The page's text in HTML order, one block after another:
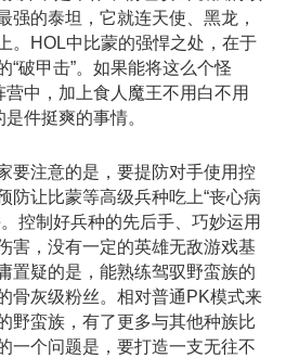
强的泰坦，它就连天使、黑龙，
。HOL中比蒙的强悍之处，在于
“破甲击”。如果能将这么个怪
营中，加上食人魔王不用白不用
件挺爽的事情。
要注意的是，要提防对手使用控
防让比蒙等高级兵种吃上“丧心病
控制好兵种的先后手、巧妙运用
害，没有一定的英雄无敌游戏基
置疑的是，能熟练驾驭野蛮族的
骨灰级粉丝。相对普通PK模式来
野蛮族，有了更多与其他种族比
一个问题是，要打造一支无往不